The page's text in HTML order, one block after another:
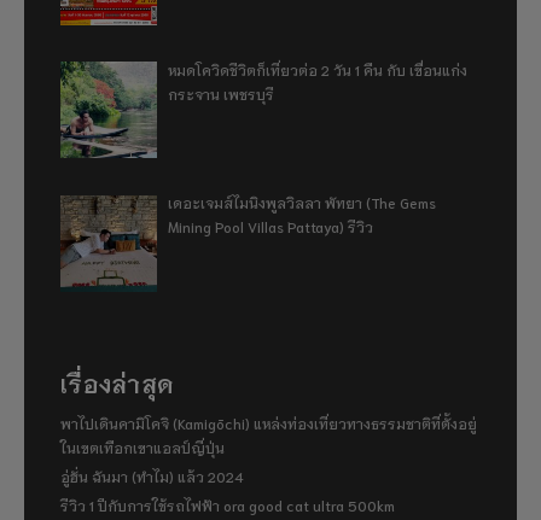
หมดโควิดชีวิตก็เที่ยวต่อ 2 วัน 1 คืน กับ เขื่อนแก่ง
กระจาน เพชรบุรี
เดอะเจมส์ไมนิงพูลวิลลา พัทยา (The Gems
Mining Pool Villas Pattaya) รีวิว
เรื่องล่าสุด
พาไปเดินคามิโคจิ (Kamigōchi) แหล่งท่องเที่ยวทางธรรมชาติที่ตั้งอยู่
ในเขตเทือกเขาแอลป์ญี่ปุ่น
อู่ฮั่น ฉันมา (ทำไม) แล้ว 2024
รีวิว 1 ปีกับการใช้รถไฟฟ้า ora good cat ultra 500km